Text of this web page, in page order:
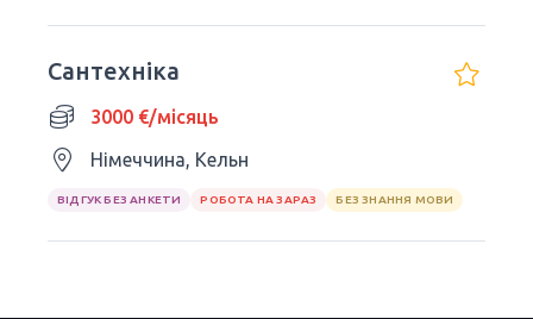
Сантехніка
3000 €/місяць
Німеччина, Кельн
ВІДГУК БЕЗ АНКЕТИ РОБОТА НА ЗАРАЗ БЕЗ ЗНАННЯ МОВИ